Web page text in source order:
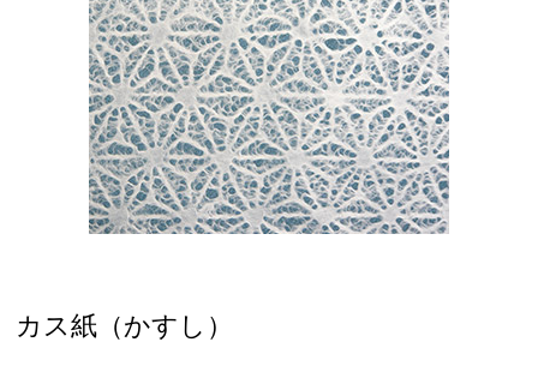
カス紙（かすし）